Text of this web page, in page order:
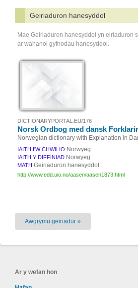
Geiriaduron hanesyddol
Mae Geiriaduron hanesyddol yn eiriaduron
ar wahanol gyfnodau hanesyddol.
DICTIONARYPORTAL.EU/176
Norsk Ordbog med dansk
Norwegian dictionary with Explanation in
IAITH I'W CHWILIO Norwyeg
IAITH Y DIFFINIAD Norwyeg
MATH Geiriaduron hanesyddol
http://www.edd.uio.no/aasen/aasen1873.html
Awgrymu geiriadur »
Ar y wefan hon